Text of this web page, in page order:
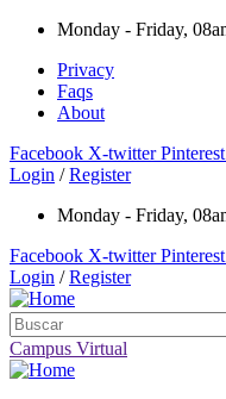
Monday - Friday,
Privacy
Faqs
About
Facebook X-twitter Pinterest
Login / Register
Monday - Friday,
Facebook X-twitter Pinterest
Login / Register
Campus Virtual